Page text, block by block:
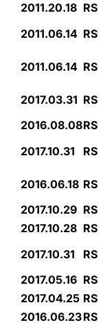
2011.20.18 RS
2011.06.14 RS
2011.06.14 RS
2017.03.31 RS
2016.08.08RS
2017.10.31
RS
2016.06.18 RS
2017.10.29 RS
2017.10.28 RS
2017.10.31
RS
2017.05.16 RS
2017.04.25 RS
2016.06.23RS